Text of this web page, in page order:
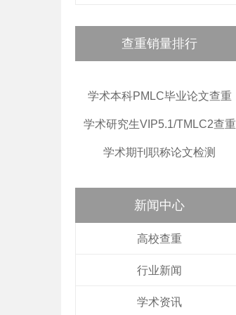
查重销量排行
学术本科PMLC毕业论文查重
学术研究生VIP5.1/TMLC2查重
学术期刊职称论文检测
新闻中心
高校查重
行业新闻
学术资讯